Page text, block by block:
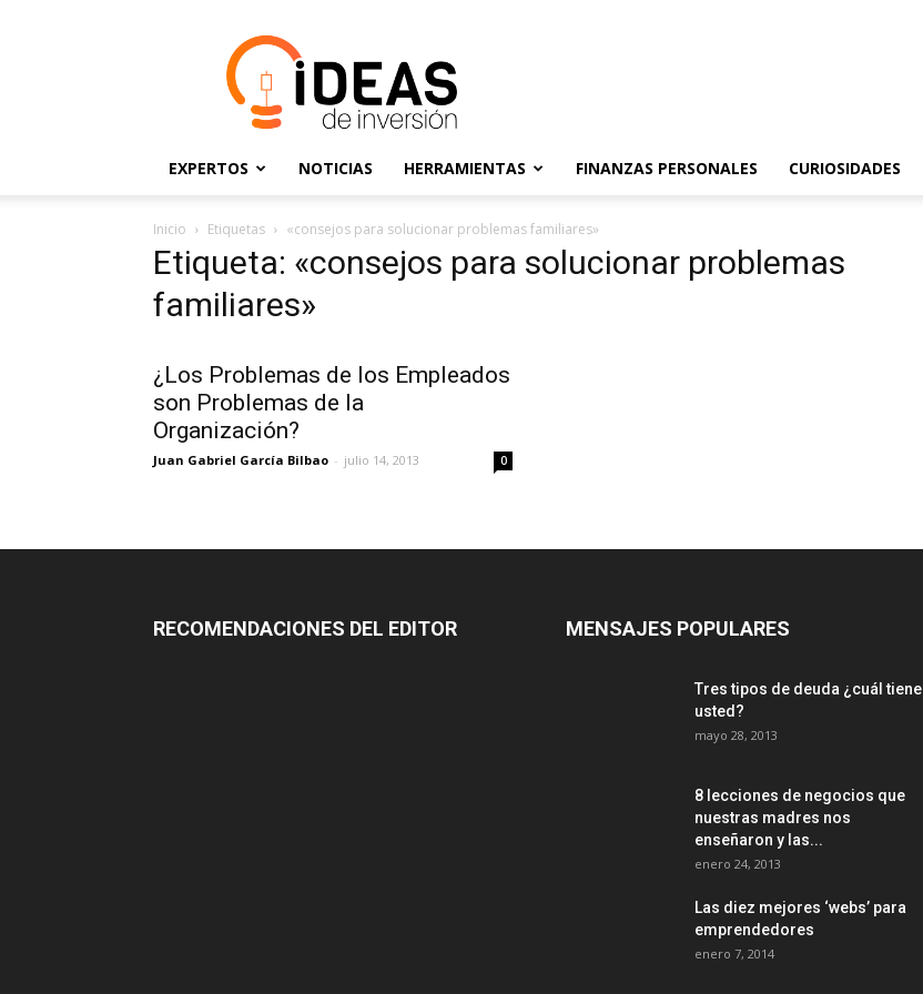
Ideas
de
Inversión
EXPERTOS NOTICIAS HERRAMIENTAS FINANZAS PERSONALES CURIOSIDADES
Inicio Etiquetas «consejos para solucionar problemas familiares»
Etiqueta: «consejos para solucionar problemas
familiares»
¿Los Problemas de los Empleados
son Problemas de la
Organización?
Juan Gabriel García Bilbao - julio 14, 2013 0
RECOMENDACIONES DEL EDITOR MENSAJES POPULARES
Tres tipos de deuda ¿cuál tiene
usted?
mayo 28, 2013
8 lecciones de negocios que
nuestras madres nos
enseñaron y las...
enero 24, 2013
Las diez mejores ‘webs’ para
emprendedores
enero 7, 2014